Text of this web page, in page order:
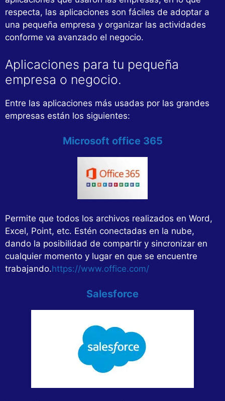
respecta, las aplicaciones son fáciles de adoptar a
una pequeña empresa y organizar las actividades
conforme va avanzado el negocio.
Aplicaciones para tu pequeña
empresa o negocio.
Entre las aplicaciones más usadas por las grandes
empresas están los siguientes:
Microsoft office 365
Permite que todos los archivos realizados en Word,
Excel, Point, etc. Estén conectadas en la nube,
dando la posibilidad de compartir y sincronizar en
cualquier momento y lugar en que se encuentre
trabajando.https://www.office.com/
Salesforce